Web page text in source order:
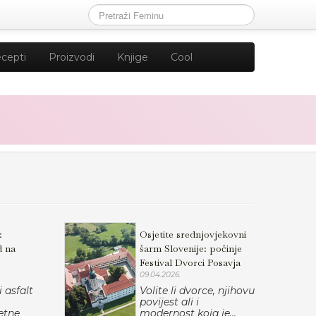
Proizvodi Knjige Cool
na
asfalt
Osjetite srednjovjekovni
šarm Slovenije: počinje
Festival Dvorci Posavja
09.04.2026.
Volite li dvorce, njihovu
povijest ali i
modernost koja je...